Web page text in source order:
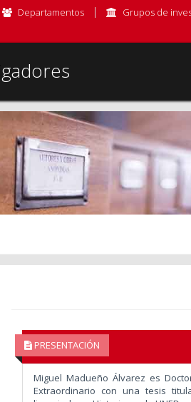
Departamentos Grupos de
PRESENTACIÓN
Miguel Madueño Álvarez es
Extraordinario con una tesis